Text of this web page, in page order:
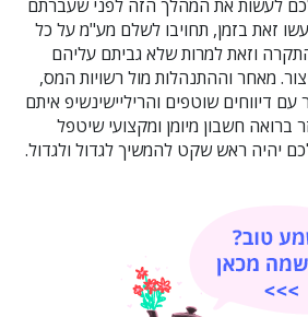
לעשות את המהלך הזה לפני שעברתם
זאת בזמן, תחויבו לשלם מע"מ על כל
וזאת למרות שלא גביתם עליהם
מאחר וההתנהלות מול רשויות המס,
עם דיווחים שוטפים והריליישינשיפ איתם
ברואה חשבון מיומן ומקצועי שיטפל
יהיה ראש שקט להמשיך לגדול ולגדול.